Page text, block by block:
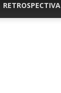
RETROSPECTIVA